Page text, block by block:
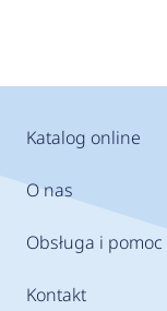
Katalog online
O nas
Obsługa i pomoc
Kontakt